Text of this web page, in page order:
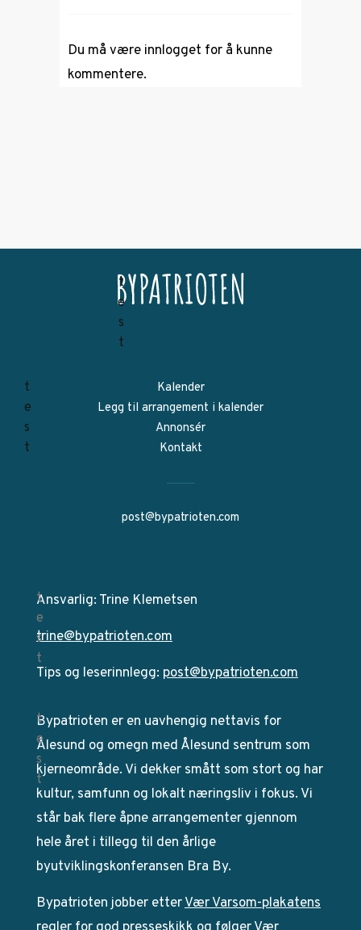
Du må være innlogget for å kunne
kommentere.
Kalender
Legg til arrangement i kalender
Annonsér
Kontakt
post@bypatrioten.com
Ansvarlig: Trine Klemetsen
trine@bypatrioten.com
Tips og leserinnlegg: post@bypatrioten.com
Bypatrioten er en uavhengig nettavis for
Ålesund og omegn med Ålesund sentrum som
kjerneområde. Vi dekker smått som stort og har
kultur, samfunn og lokalt næringsliv i fokus. Vi
står bak flere åpne arrangementer gjennom
hele året i tillegg til den årlige
byutviklingskonferansen Bra By.
Bypatrioten jobber etterVær Varsom-plakatens